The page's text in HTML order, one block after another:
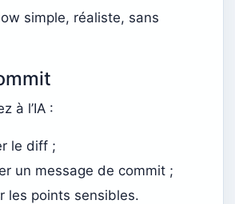
simple, réaliste, sans
à l’IA :
le diff ;
un message de commit ;
les points sensibles.